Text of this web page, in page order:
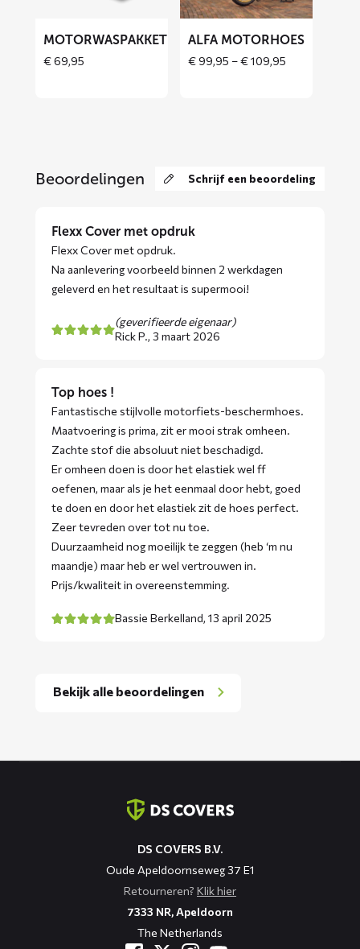
MOTORWASPAKKET
€69,95
ALFA MOTORHOES
€99,95 –€109,95
Beoordelingen Schrijf een beoordeling
Flexx Cover met opdruk
Flexx Cover met opdruk.
Na aanlevering voorbeeld binnen 2 werkdagen
geleverd en het resultaat is supermooi!
(geverifieerde eigenaar)
Rick P., 3 maart 2026
Top hoes !
Fantastische stijlvolle motorfiets-beschermhoes.
Maatvoering is prima, zit er mooi strak omheen.
Zachte stof die absoluut niet beschadigd.
Er omheen doen is door het elastiek wel ff
oefenen, maar als je het eenmaal door hebt, goed
te doen en door het elastiek zit de hoes perfect.
Zeer tevreden over tot nu toe.
Duurzaamheid nog moeilijk te zeggen (heb ‘m nu
maandje) maar heb er wel vertrouwen in.
Prijs/kwaliteit in overeenstemming.
Bassie Berkelland, 13 april 2025
Bekijk alle beoordelingen
DS COVERS B.V.
Oude Apeldoornseweg 37 E1
Retourneren? Klik hier
7333 NR, Apeldoorn
The Netherlands